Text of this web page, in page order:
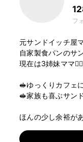
フ
元サンドイッチ屋
自家製食パンのサ
現在は3姉妹ママ
🥪ゆっくりカフェ
🥪家族も喜ぶサン
ほんの少し余裕が